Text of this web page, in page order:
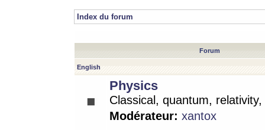
Index du forum
Forum
English
Physics
Classical, quantum,
Modérateur: xantox